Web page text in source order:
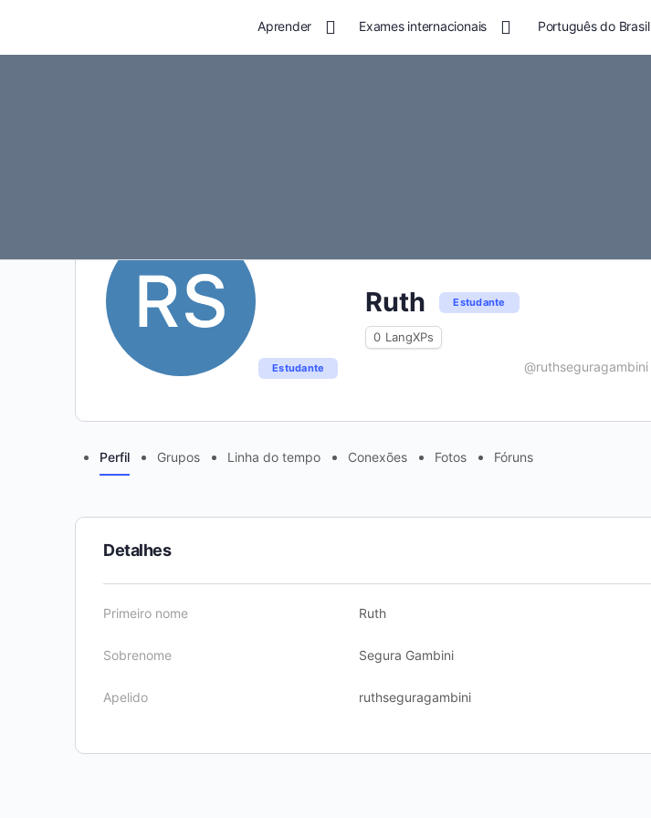
Aprender Exames internacionais Português do Brasil
Estudante
Ruth Estudante
0 LangXPs
@ruthseguragambini
Perfil Grupos Linha do tempo Conexões Fotos Fóruns
Detalhes
Primeiro nome Ruth
Sobrenome Segura Gambini
Apelido ruthseguragambini